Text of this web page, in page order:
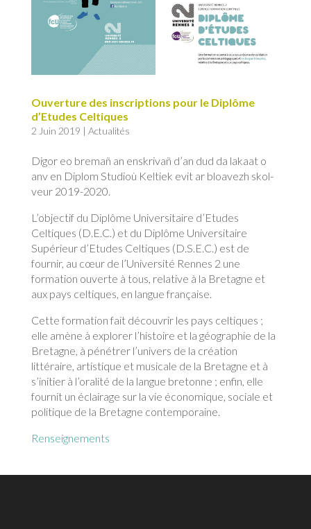
Ouverture des inscriptions pour le Diplôme
d’Etudes Celtiques
2 Juin 2019 | Actualités
Digor eo bremañ an enskrivañ d’an dud da lakaat o
anv en Diplom Studioù Keltiek evit ar bloavezh skol-
veur 2019-2020.
L’objectif du Diplôme Universitaire d’Etudes
Celtiques (D.E.C.) et du Diplôme Universitaire
Supérieur d’Etudes Celtiques (D.S.E.C.) est de
fournir, au cœur de l’Université Rennes 2 une
formation ouverte à tous, relative à la Bretagne et
aux pays celtiques, en langue française.
Cette formation fait découvrir les pays celtiques ;
elle amène à explorer l’histoire et la géographie de la
Bretagne, à pénétrer l’univers de la création
littéraire, artistique et musicale de la Bretagne et à
s’initier à l’oralité de la langue bretonne ; enfin, elle
fournit un éclairage sur la vie économique, sociale et
politique de la Bretagne contemporaine.
Renseignements